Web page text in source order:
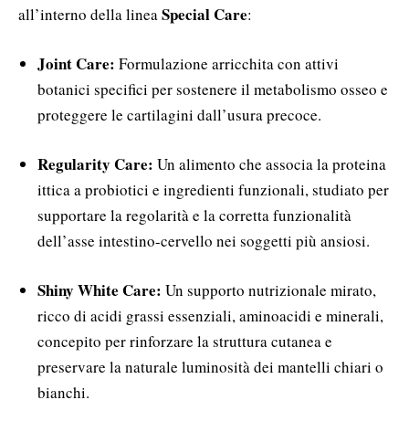
all’interno della lineaSpecial Care:
Joint Care: Formulazione arricchita con attivi
botanici specifici per sostenere il metabolismo osseo e
proteggere le cartilagini dall’usura precoce.
Regularity Care: Un alimento che associa la proteina
ittica a probiotici e ingredienti funzionali, studiato per
supportare la regolarità e la corretta funzionalità
dell’asse intestino-cervello nei soggetti più ansiosi.
Shiny White Care: Un supporto nutrizionale mirato,
ricco di acidi grassi essenziali, aminoacidi e minerali,
concepito per rinforzare la struttura cutanea e
preservare la naturale luminosità dei mantelli chiari o
bianchi.